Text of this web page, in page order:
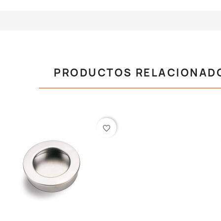
PRODUCTOS
favorite_border